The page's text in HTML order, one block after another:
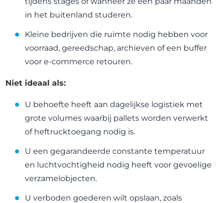
in het buitenland studeren.
Kleine bedrijven die ruimte nodig hebben voor
voorraad, gereedschap, archieven of een buffer
voor e-commerce retouren.
Niet ideaal als:
U behoefte heeft aan dagelijkse logistiek met
grote volumes waarbij pallets worden verwerkt
of heftrucktoegang nodig is.
U een gegarandeerde constante temperatuur
en luchtvochtigheid nodig heeft voor gevoelige
verzamelobjecten.
U verboden goederen wilt opslaan, zoals